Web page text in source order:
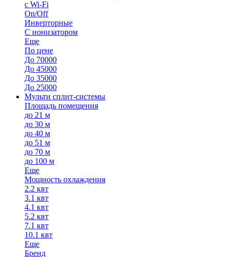
с Wi-Fi
On/Off
Инверторные
С ионизатором
Еще
По цене
До 70000
До 45000
До 35000
До 25000
Мульти сплит-системы
Площадь помещения
до 21 м
до 30 м
до 40 м
до 51 м
до 70 м
до 100 м
Еще
Мощность охлаждения
2.2 квт
3.1 квт
4.1 квт
5.2 квт
7.1 квт
10.1 квт
Еще
Бренд